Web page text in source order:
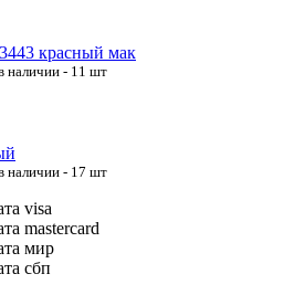
красный мак
наличии - 11 шт
наличии - 17 шт